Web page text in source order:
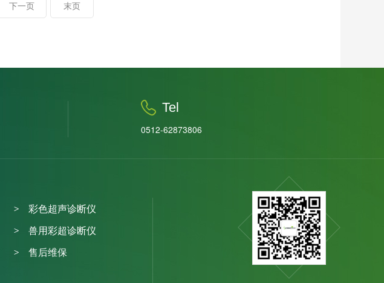
下一页 末页
Tel
0512-62873806
彩色超声诊断仪
兽用彩超诊断仪
售后维保